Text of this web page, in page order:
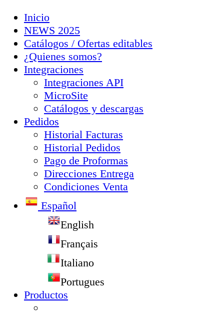
Inicio
NEWS 2025
Catálogos / Ofertas editables
¿Quienes somos?
Integraciones
Integraciones API
MicroSite
Catálogos y descargas
Pedidos
Historial Facturas
Historial Pedidos
Pago de Proformas
Direcciones Entrega
Condiciones Venta
Español
English
Français
Italiano
Portugues
Productos